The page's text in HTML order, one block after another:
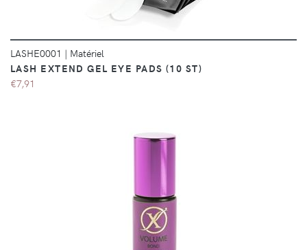
LASHE0001 | Matériel
LASH EXTEND GEL EYE PADS (10 ST)
€7,91
DÉTAILS